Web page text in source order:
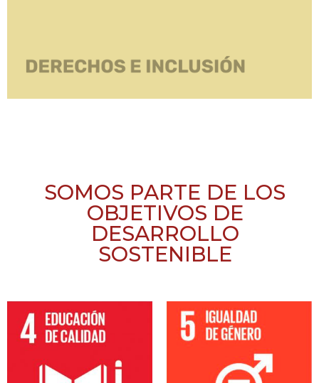
SOMOS PARTE DE LOS
OBJETIVOS DE
DESARROLLO
SOSTENIBLE